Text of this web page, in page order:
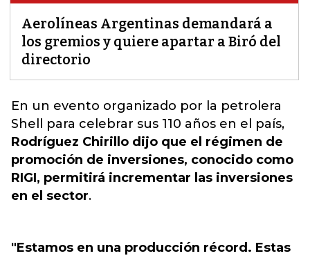
Aerolíneas Argentinas demandará a
los gremios y quiere apartar a Biró del
directorio
En un evento organizado por la petrolera
Shell
para celebrar sus 110 años en el país,
Rodríguez Chirillo dijo que el régimen de
promoción de inversiones, conocido como
RIGI, permitirá incrementar las inversiones
en el sector.
"Estamos en una producción récord. Estas